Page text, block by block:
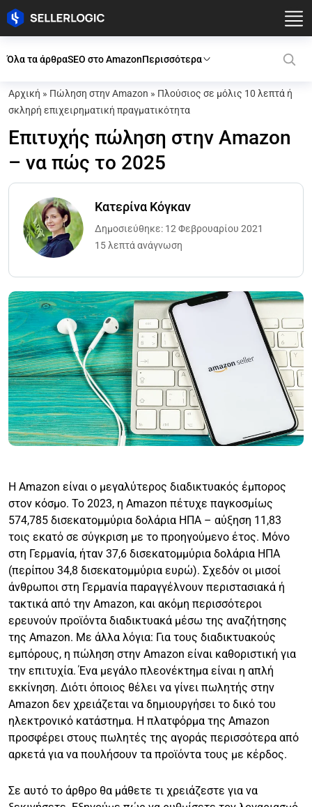
Όλα τα άρθραSEO στο AmazonΠερισσότερα
Αρχική » Πώληση στην Amazon » Πλούσιος σε μόλις 10 λεπτά ή
σκληρή επιχειρηματική πραγματικότητα
Επιτυχής πώληση στην Amazon
– να πώς το 2025
Κατερίνα Κόγκαν
Δημοσιεύθηκε: 12 Φεβρουαρίου 2021
15 λεπτά ανάγνωση
Η Amazon είναι ο μεγαλύτερος διαδικτυακός έμπορος
στον κόσμο. Το 2023, η Amazon πέτυχε παγκοσμίως
574,785 δισεκατομμύρια δολάρια ΗΠΑ – αύξηση 11,83
τοις εκατό σε σύγκριση με το προηγούμενο έτος. Μόνο
στη Γερμανία, ήταν 37,6 δισεκατομμύρια δολάρια ΗΠΑ
(περίπου 34,8 δισεκατομμύρια ευρώ). Σχεδόν οι μισοί
άνθρωποι στη Γερμανία παραγγέλνουν περιστασιακά ή
τακτικά από την Amazon, και ακόμη περισσότεροι
ερευνούν προϊόντα διαδικτυακά μέσω της αναζήτησης
της Amazon. Με άλλα λόγια: Για τους διαδικτυακούς
εμπόρους, η πώληση στην Amazon είναι καθοριστική για
την επιτυχία. Ένα μεγάλο πλεονέκτημα είναι η απλή
εκκίνηση. Διότι όποιος θέλει να γίνει πωλητής στην
Amazon δεν χρειάζεται να δημιουργήσει το δικό του
ηλεκτρονικό κατάστημα. Η πλατφόρμα της Amazon
προσφέρει στους πωλητές της αγοράς περισσότερα από
αρκετά για να πουλήσουν τα προϊόντα τους με κέρδος.
Σε αυτό το άρθρο θα μάθετε τι χρειάζεστε για να